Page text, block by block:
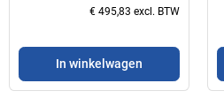
€ 495,83 excl. BTW
In winkelwagen